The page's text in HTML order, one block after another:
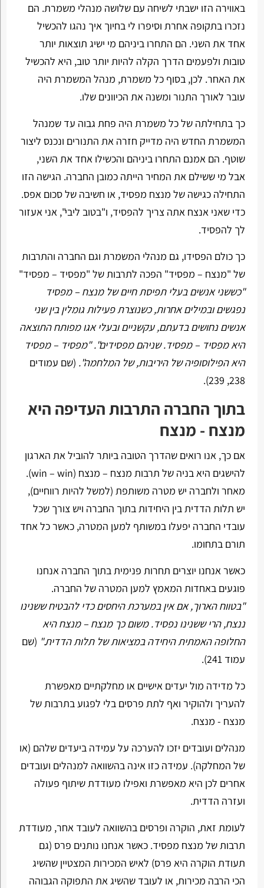
באווירה הזו ישבתי לשיחה עם שלושה מנהלי משמרת. הם
נזכרו בתקופה אחרת וסיפרו לי בחיוך איך נהגו להכשיל
אחד את השני. הם התחרו ביניהם מי ישיג תוצאות יותר
טובות ולפעמים הדרך הקלה להיות יותר טוב, היא להכשיל
את האחר. לכן, בסוף כל משמרת, מנהל המשמרת היה
עובר לאורך התנור ומשנה את הכיוונים שלו.
כך בתחילתה של כל משמרת היה פחת גבוה עד שמנהל
המשמרת החדש היה מדייק חזרה את התנורים ונכנס ליצור
שוטף. הם אמנם התחרו ביניהם והכשילו אחד את השני,
אבל מי ששילם את המחיר הייתה כמובן החברה. הגישה הזו
התחילה כגישה של מנצח מפסיד, או חשיבה של סכום אפס.
כדי שאני אנצח אתה צריך להפסיד, ו"בטוב ליבי", אני אעזור
לך להפסיד.
כך כולם הפסידו, גם מנהלי המשמרת וגם החברה והתרבות
של "מנצח – מפסיד" הפכה לתרבות של "מפסיד – מפסיד"
"כששני אנשים בעלי תפיסת חיים של מנצח – מפסיד
נפגשים ובמילים אחרות, כשנוצרת פעילות גומלין בין שני
אנשים נחושים בדעתם, עקשניים ובעלי אגו מפותח התוצאה
היא מפסיד – מפסיד. שניהם מפסידים". "מפסיד – מפסיד
היא הפילוסופיה של היריבות, של המלחמה". (שם עמודים
238, 239).
בתוך החברה התרבות העדיפה היא
מנצח - מנצח
אם כך, אנו רואים שהדרך הטובה ביותר להוביל את הארגון
להישגים היא בניה של תרבות מנצח – מנצח (win – win).
מאחר ולחברה יש מטרה משותפת (למשל להיות רווחיים),
יש תלות הדדית בין היחידות בתוך החברה ויש צורך שכל
עובדי החברה יפעלו במשותף למען המטרה, כאשר כל אחד
תורם בתחומו.
כאשר אנחנו יוצרים תחרות פנימית בתוך החברה אנחנו
פוגעים באחדות המאמץ למען המטרה של החברה.
"בטווח הארוך, אם אין במערכת היחסים כדי להבטיח ששנינו
ננצח, הרי ששנינו נפסיד. משום כך מנצח – מנצח היא
החלופה האמתית היחידה במציאות של תלות הדדית." (שם
עמוד 241).
כל מדידה מול יעדים אישיים או מחלקתיים מאפשרת
להעריך ולהוקיר ואף לתת פרסים בלי לפגוע בתרבות של
מנצח - מנצח.
מנהלים ועובדים יזכו להערכה על עמידה ביעדים שלהם (או
של המחלקה). עמידה כזו אינה בהשוואה למנהלים ועובדים
אחרים לכן היא מאפשרת ואפילו מעודדת שיתוף פעולה
ועזרה הדדית.
לעומת זאת, הוקרה ופרסים בהשוואה לעובד אחר, מעודדת
תרבות של מנצח מפסיד. כאשר אנחנו נותנים פרס (גם
תעודת הוקרה היא פרס) לאיש המכירות המצטיין שהשיג
הכי הרבה מכירות, או לעובד שהשיג את התפוקה הגבוהה